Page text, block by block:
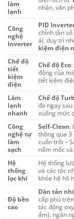
làm
lạnh
nhân, văn
Công
nghệ
Inverter
PID
chỉnh tần
ái, duy trì
kiệm điện
Chế độ
tiết
kiệm
điện
Chế độ Eco:
động của
tiết kiệm
Làm
lạnh
nhanh
Chế độ
đa ngay
xuống mức
Công
nghệ tự
làm
sạch
Self-Clean:
thông qua 3
cuốn trôi –
nấm mốc
Hệ
thống
lọc khí
Hệ thống
và các tác
khỏe hệ hô
Độ bền
cao
Dàn tản
cấp phủ
tác động
ẩm), ngăn